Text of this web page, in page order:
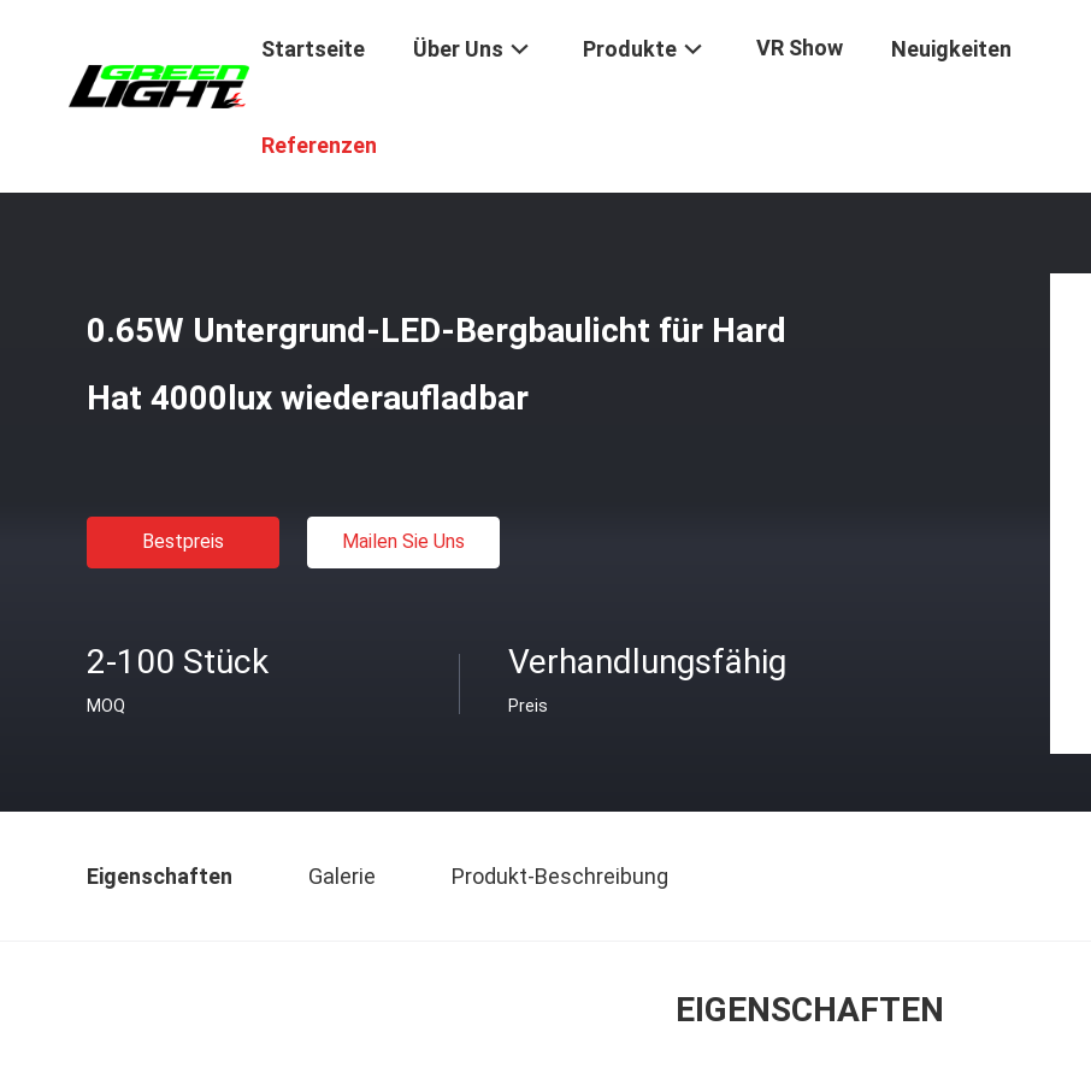
Startseite Über Uns Produkte VR Show Neuigkeiten
Referenzen
0.65W Untergrund-LED-Bergbaulicht für Hard
Hat 4000lux wiederaufladbar
Bestpreis Mailen Sie Uns
2-100 Stück
MOQ
Verhandlungsfähig
Preis
Eigenschaften Galerie Produkt-Beschreibung
EIGENSCHAFTEN